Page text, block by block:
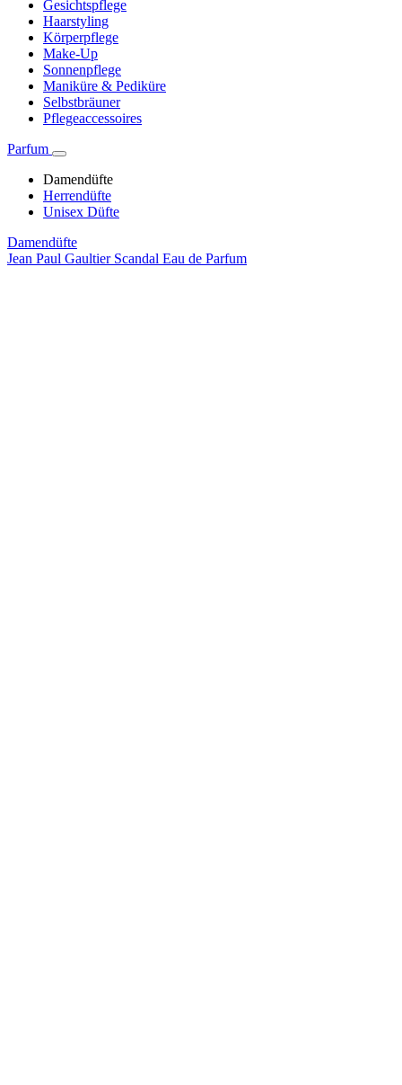
Gesichtspflege
Haarstyling
Körperpflege
Make-Up
Sonnenpflege
Maniküre & Pediküre
Selbstbräuner
Pflegeaccessoires
Parfum
Damendüfte
Herrendüfte
Unisex Düfte
Damendüfte
Jean Paul Gaultier Scandal Eau de Parfum